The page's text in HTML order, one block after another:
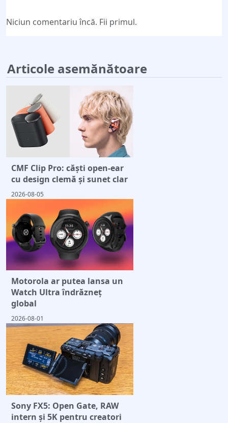
Niciun comentariu încă. Fii primul.
Articole asemănătoare
CMF Clip Pro: căști open-ear
cu design clemă și sunet clar
2026-08-05
Motorola ar putea lansa un
Watch Ultra îndrăzneț
global
2026-08-01
Sony FX5: Open Gate, RAW
intern și 5K pentru creatori